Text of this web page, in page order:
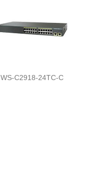
WS-C2918-24TC-C